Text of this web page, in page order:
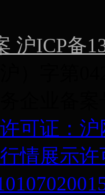
沪ICP备
）字第
企业备案
可证：
情展示许